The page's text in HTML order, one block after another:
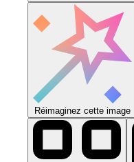
Réimaginez cette image